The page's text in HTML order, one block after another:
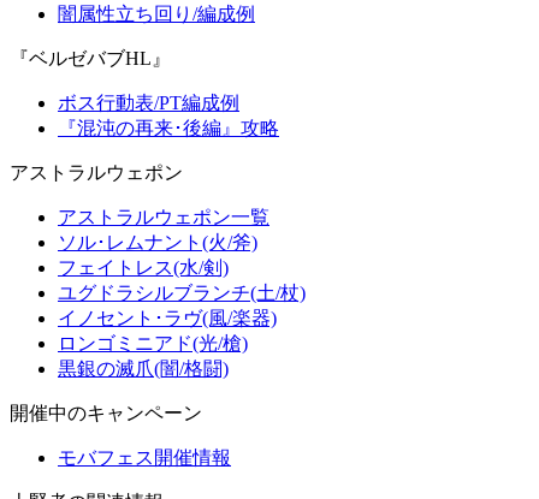
闇属性立ち回り/編成例
『ベルゼバブHL』
ボス行動表/PT編成例
『混沌の再来･後編』攻略
アストラルウェポン
アストラルウェポン一覧
ソル･レムナント(火/斧)
フェイトレス(水/剣)
ユグドラシルブランチ(土/杖)
イノセント･ラヴ(風/楽器)
ロンゴミニアド(光/槍)
黒銀の滅爪(闇/格闘)
開催中のキャンペーン
モバフェス開催情報